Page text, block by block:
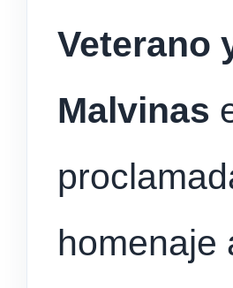
Veterano
Malvinas
homenaje